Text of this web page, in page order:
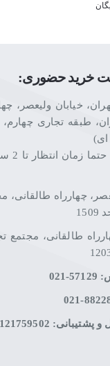
خرید حضوری:
خیابان ولیعصر،
طبقه تجاری چهارم،
(به علت حجم
چهارراه طالقانی،
طالقانی، مجتمع
09121759502